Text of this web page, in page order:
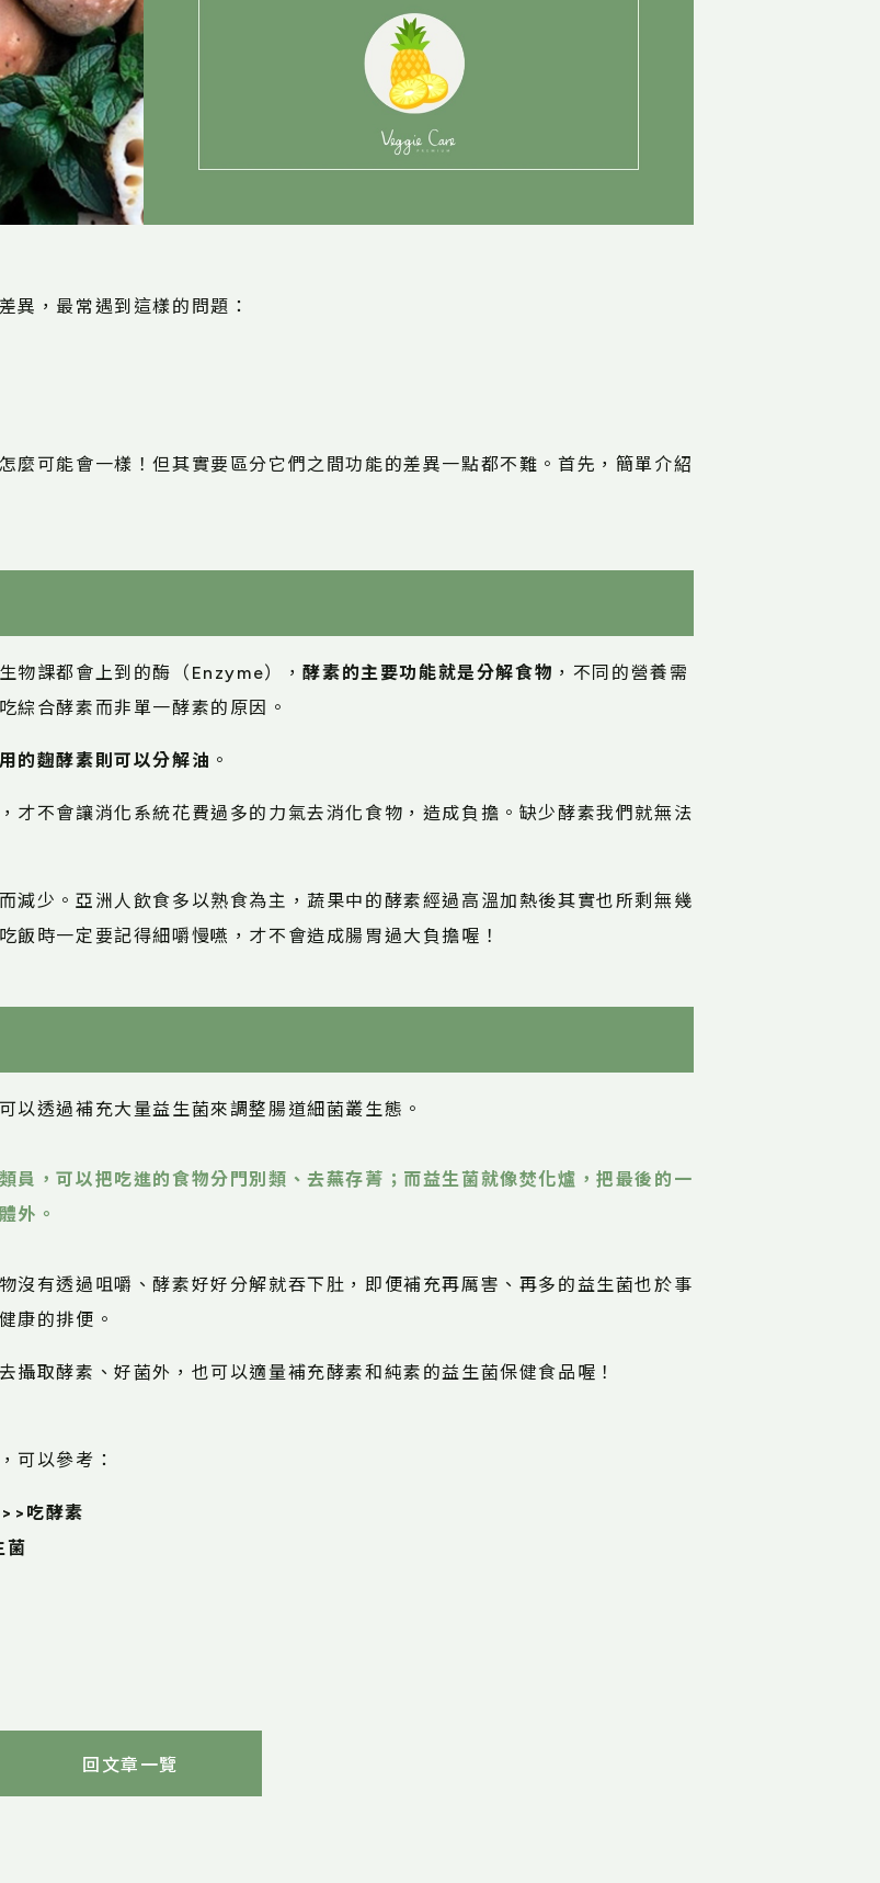
異，最常遇到這樣的問題：
麼可能會一樣！但其實要區分它們之間功能的差異一點都不難。首先，簡單介紹
物課都會上到的酶（Enzyme），酵素的主要功能就是分解食物 ，不同的營養需
綜合酵素而非單一酵素的原因。
的麴酵素則可以分解油 。
才不會讓消化系統花費過多的力氣去消化食物，造成負擔。缺少酵素我們就無法
減少。亞洲人飲食多以熟食為主，蔬果中的酵素經過高溫加熱後其實也所剩無幾
飯時一定要記得細嚼慢嚥，才不會造成腸胃過大負擔喔！
以透過補充大量益生菌來調整腸道細菌叢生態。
員，可以把吃進的食物分門別類、去蕪存菁；而益生菌就像焚化爐，把最後的一
外。
沒有透過咀嚼、酵素好好分解就吞下肚，即便補充再厲害、再多的益生菌也於事
康的排便。
攝取酵素、好菌外，也可以適量補充酵素和純素的益生菌保健食品喔！
可以參考：
吃酵素
菌
回文章一覽